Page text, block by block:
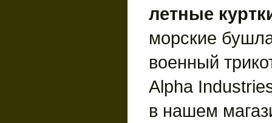
летные
морские
военный
Alpha
в нашем